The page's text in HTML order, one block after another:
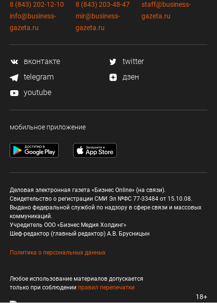
8 (843) 202-12-10
info@business-
gazeta.ru
8 (843) 203-48-47
mir@business-
gazeta.ru
staff@business-
gazeta.ru
вконтакте
twitter
telegram
дзен
youtube
мобильное приложение
Деловая электронная газета «Бизнес Online» (на связи).
Свидетельство о регистрации СМИ Эл №ФС 77-33484 от 15.10.08.
Выдано федеральной службой по надзору в сфере связи и массовых
коммуникаций.
Учредитель ООО «Бизнес Медия Холдинг»
Шеф-редактор (главный редактор) А.В. Брусницын
Политика о персональных данных
Любое использование материалов допускается
только при соблюдении правил перепечатки
18+